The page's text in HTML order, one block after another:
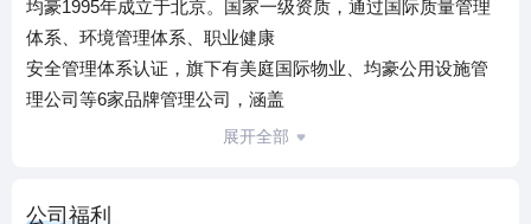
均豪1995年成立于北京。国家一级资质，通过国际质量管理
体系、环境管理体系、职业健康
安全管理体系认证，旗下有美庭国际物业、均豪公用设施管
理公司等6家品牌管理公司，涵盖
热力供应、保安服务、环境保洁、工程技术与安全、车辆租
展开全部
公司福利